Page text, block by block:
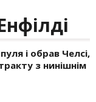
і обрав Челсі,
з нинішнім